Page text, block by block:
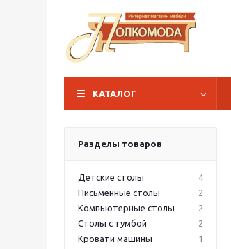
КАТАЛОГ
Разделы товаров
Детские столы
4
Письменные столы
2
Компьютерные столы
2
Столы с тумбой
2
Кровати машины
1